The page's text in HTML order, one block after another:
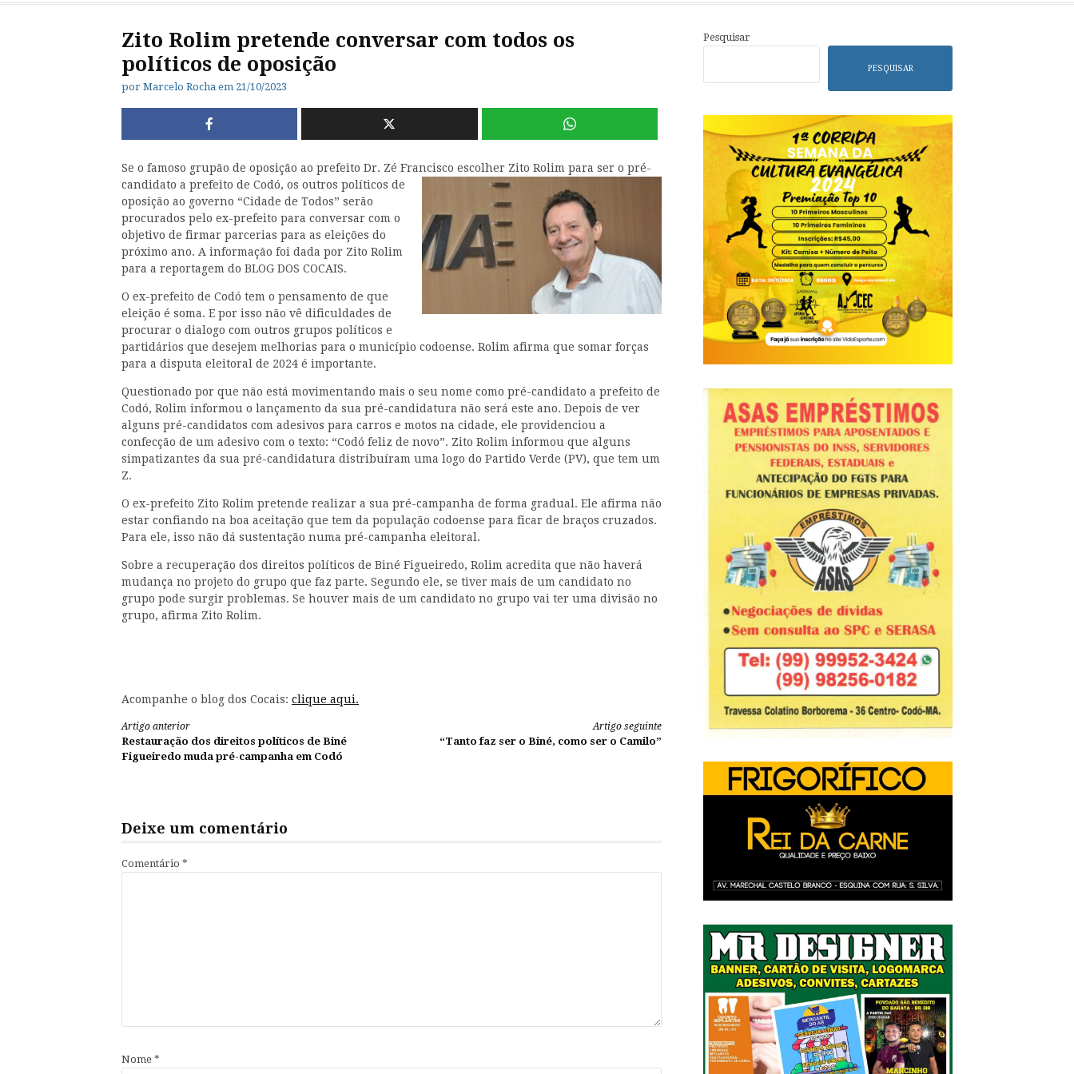
Zito Rolim pretende conversar com todos os
políticos de oposição
por Marcelo Rocha em 21/10/2023
Se o famoso grupão de oposição ao prefeito Dr. Zé Francisco escolher Zito Rolim para ser o pré-
candidato a prefeito de Codó, os outros políticos de
oposição ao governo “Cidade de Todos” serão
procurados pelo ex-prefeito para conversar com o
objetivo de firmar parcerias para as eleições do
próximo ano. A informação foi dada por Zito Rolim
para a reportagem do BLOG DOS COCAIS.
O ex-prefeito de Codó tem o pensamento de que
eleição é soma. E por isso não vê dificuldades de
procurar o dialogo com outros grupos políticos e
partidários que desejem melhorias para o município codoense. Rolim afirma que somar forças
para a disputa eleitoral de 2024 é importante.
Questionado por que não está movimentando mais o seu nome como pré-candidato a prefeito de
Codó, Rolim informou o lançamento da sua pré-candidatura não será este ano. Depois de ver
alguns pré-candidatos com adesivos para carros e motos na cidade, ele providenciou a
confecção de um adesivo com o texto: “Codó feliz de novo”. Zito Rolim informou que alguns
simpatizantes da sua pré-candidatura distribuíram uma logo do Partido Verde (PV), que tem um
Z.
O ex-prefeito Zito Rolim pretende realizar a sua pré-campanha de forma gradual. Ele afirma não
estar confiando na boa aceitação que tem da população codoense para ficar de braços cruzados.
Para ele, isso não dá sustentação numa pré-campanha eleitoral.
Sobre a recuperação dos direitos políticos de Biné Figueiredo, Rolim acredita que não haverá
mudança no projeto do grupo que faz parte. Segundo ele, se tiver mais de um candidato no
grupo pode surgir problemas. Se houver mais de um candidato no grupo vai ter uma divisão no
grupo, afirma Zito Rolim.
Acompanhe o blog dos Cocais: clique aqui.
Continue
lendo
Artigo anterior
Restauração dos direitos políticos de Biné
Figueiredo muda pré-campanha em Codó
Artigo seguinte
“Tanto faz ser o Biné, como ser o Camilo”
Deixe um comentário
Comentário *
Nome *
Pesquisar
PESQUISAR